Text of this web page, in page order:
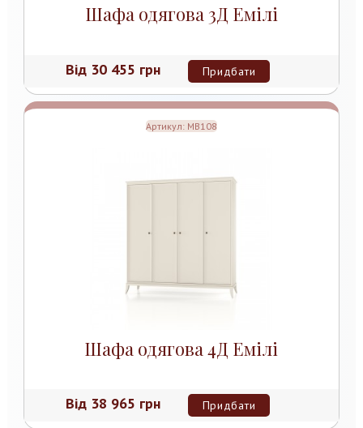
Шафа одягова 3Д Емілі
Від 30 455 грн Придбати
Артикул: MB108
Шафа одягова 4Д Емілі
Від 38 965 грн Придбати